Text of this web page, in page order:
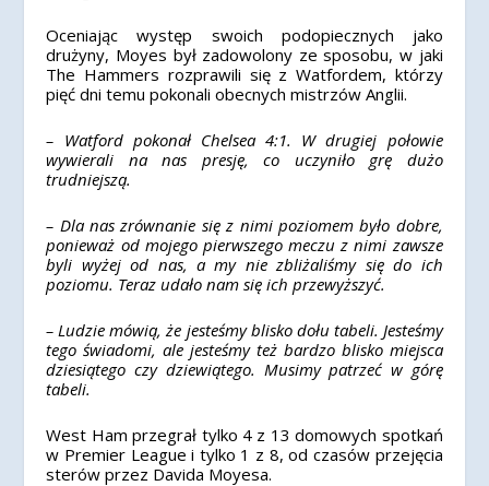
Oceniając występ swoich podopiecznych jako
drużyny, Moyes był zadowolony ze sposobu, w jaki
The Hammers rozprawili się z Watfordem, którzy
pięć dni temu pokonali obecnych mistrzów Anglii.
– Watford pokonał Chelsea 4:1. W drugiej połowie
wywierali na nas presję, co uczyniło grę dużo
trudniejszą.
– Dla nas zrównanie się z nimi poziomem było dobre,
ponieważ od mojego pierwszego meczu z nimi zawsze
byli wyżej od nas, a my nie zbliżaliśmy się do ich
poziomu. Teraz udało nam się ich przewyższyć.
– Ludzie mówią, że jesteśmy blisko dołu tabeli. Jesteśmy
tego świadomi, ale jesteśmy też bardzo blisko miejsca
dziesiątego czy dziewiątego. Musimy patrzeć w górę
tabeli.
West Ham przegrał tylko 4 z 13 domowych spotkań
w Premier League i tylko 1 z 8, od czasów przejęcia
sterów przez Davida Moyesa.